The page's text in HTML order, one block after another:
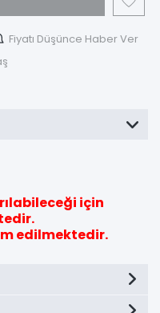
Fiyatı Düşünce Haber Ver
için
edilmektedir.